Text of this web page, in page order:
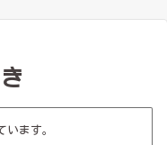
います。